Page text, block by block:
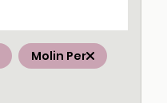
Molin Per